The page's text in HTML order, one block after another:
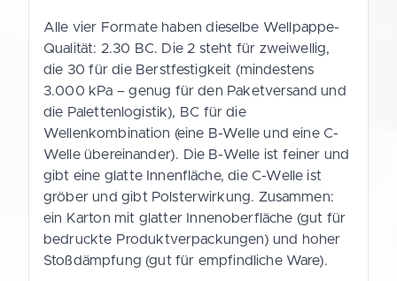
Alle vier Formate haben dieselbe Wellpappe-
Qualität: 2.30 BC. Die 2 steht für zweiwellig,
die 30 für die Berstfestigkeit (mindestens
3.000 kPa – genug für den Paketversand und
die Palettenlogistik), BC für die
Wellenkombination (eine B-Welle und eine C-
Welle übereinander). Die B-Welle ist feiner und
gibt eine glatte Innenfläche, die C-Welle ist
gröber und gibt Polsterwirkung. Zusammen:
ein Karton mit glatter Innenoberfläche (gut für
bedruckte Produktverpackungen) und hoher
Stoßdämpfung (gut für empfindliche Ware).